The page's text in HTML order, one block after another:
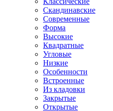
Скандинавские
Современные
Форма
Высокие
Квадратные
Угловые
Низкие
Особенности
Встроенные
Из кладовки
Закрытые
Открытые